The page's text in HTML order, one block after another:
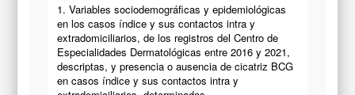
1. Variables sociodemográficas y epidemiológicas
en los casos índice y sus contactos intra y
extradomiciliarios, de los registros del Centro de
Especialidades Dermatológicas entre 2016 y 2021,
descriptas, y presencia o ausencia de cicatriz BCG
en casos índice y sus contactos intra y